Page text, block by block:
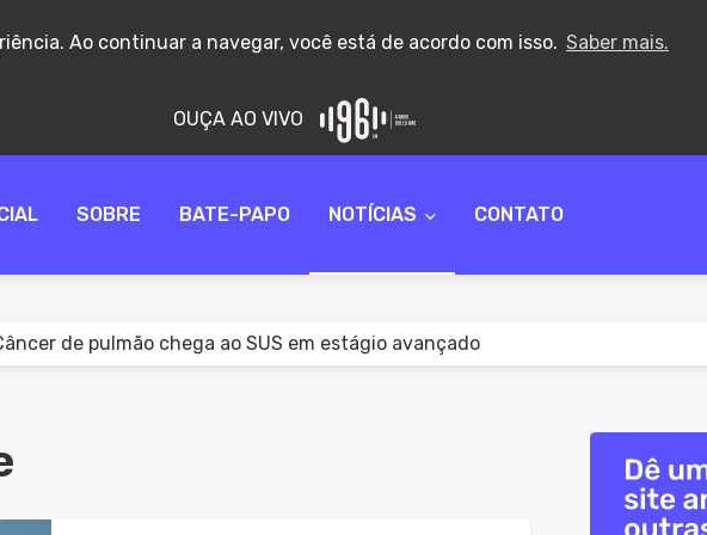
Ao continuar a navegar, você está de acordo com isso. Saber mais.
OUÇA AO VIVO
SOBRE BATE-PAPO NOTÍCIAS CONTATO
de pulmão chega ao SUS em estágio avançado
do Frete torna permanente fiscalização do transporte de cargas no Brasil
determina recolhimento de suplementos com ozônio por irregularidades
Mil abre 8 mil vagas em cursos gratuitos em cursos profissionalizantes